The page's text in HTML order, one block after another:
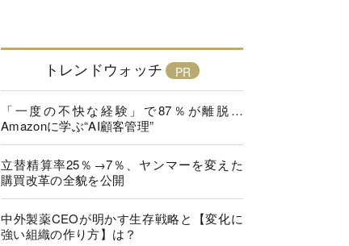
トレンドウォッチ
「一度の不快な経験」で87％が離脱…
Amazonに学ぶ“AI顧客管理”
立替精算率25％→7％、ヤンマーを変えた
購買改革の全貌を公開
中外製薬CEOが明かす生存戦略と【変化に
強い組織の作り方】は？